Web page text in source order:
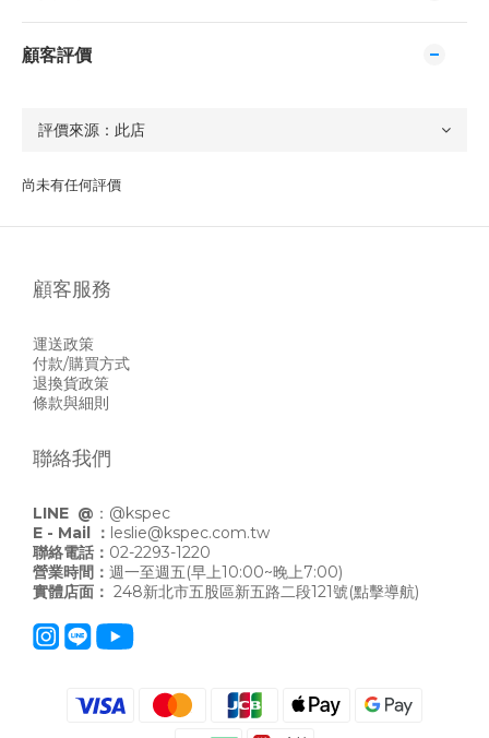
顧客評價
尚未有任何評價
顧客服務
運送政策
付款/購買方式
退換貨政策
條款與細則
聯絡我們
LINE @ ： @kspec
E - Mail ： leslie@kspec.com.tw
聯絡電話： 02-2293-1220
營業時間： 週一至週五(早上10:00~晚上7:00)
實體店面： 248新北市五股區新五路二段121號(點擊導航)